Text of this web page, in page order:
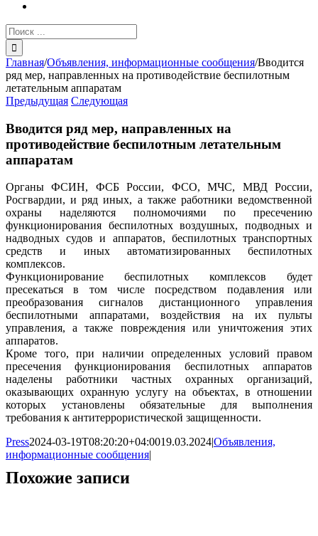
Результат
поиска:
Главная/Объявления, информационные сообщения/Вводится
ряд мер, направленных на противодействие беспилотным
летательным аппаратам
Предыдущая Следующая
Вводится ряд мер, направленных на
противодействие беспилотным летательным
аппаратам
Органы ФСИН, ФСБ России, ФСО, МЧС, МВД России,
Росгвардии, и ряд иных, а также работники ведомственной
охраны наделяются полномочиями по пресечению
функционирования беспилотных воздушных, подводных и
надводных судов и аппаратов, беспилотных транспортных
средств и иных автоматизированных беспилотных
комплексов.
Функционирование беспилотных комплексов будет
пресекаться в том числе посредством подавления или
преобразования сигналов дистанционного управления
беспилотными аппаратами, воздействия на их пульты
управления, а также повреждения или уничтожения этих
аппаратов.
Кроме того, при наличии определенных условий правом
пресечения функционирования беспилотных аппаратов
наделены работники частных охранных организаций,
оказывающих охранную услугу на объектах, в отношении
которых установлены обязательные для выполнения
требования к антитеррористической защищенности.
Press2024-03-19T08:20:20+04:0019.03.2024|Объявления,
информационные сообщения|
Похожие записи